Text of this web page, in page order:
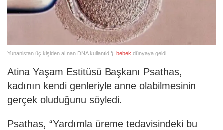
Yunanistan üç kişiden alınan DNA kullanıldığı bebek dünyaya geldi.
Atina Yaşam Estitüsü Başkanı Psathas,
kadının kendi genleriyle anne olabilmesinin
gerçek oluduğunu söyledi.
Psathas, “Yardımla üreme tedavisindeki bu